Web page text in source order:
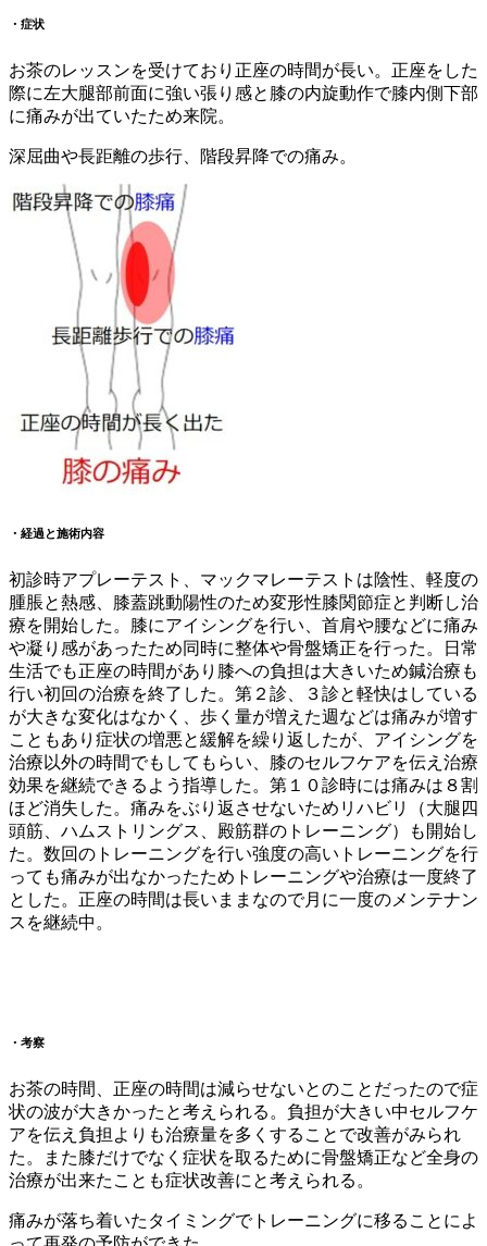
・症状
お茶のレッスンを受けており正座の時間が長い。正座をした
際に左大腿部前面に強い張り感と膝の内旋動作で膝内側下部
に痛みが出ていたため来院。
深屈曲や長距離の歩行、階段昇降での痛み。
・経過と施術内容
初診時アプレーテスト、マックマレーテストは陰性、軽度の
腫脹と熱感、膝蓋跳動陽性のため変形性膝関節症と判断し治
療を開始した。膝にアイシングを行い、首肩や腰などに痛み
や凝り感があったため同時に整体や骨盤矯正を行った。日常
生活でも正座の時間があり膝への負担は大きいため鍼治療も
行い初回の治療を終了した。第２診、３診と軽快はしている
が大きな変化はなかく、歩く量が増えた週などは痛みが増す
こともあり症状の増悪と緩解を繰り返したが、アイシングを
治療以外の時間でもしてもらい、膝のセルフケアを伝え治療
効果を継続できるよう指導した。第１０診時には痛みは８割
ほど消失した。痛みをぶり返させないためリハビリ（大腿四
頭筋、ハムストリングス、殿筋群のトレーニング）も開始し
た。数回のトレーニングを行い強度の高いトレーニングを行
っても痛みが出なかったためトレーニングや治療は一度終了
とした。正座の時間は長いままなので月に一度のメンテナン
スを継続中。
・考察
お茶の時間、正座の時間は減らせないとのことだったので症
状の波が大きかったと考えられる。負担が大きい中セルフケ
アを伝え負担よりも治療量を多くすることで改善がみられ
た。また膝だけでなく症状を取るために骨盤矯正など全身の
治療が出来たことも症状改善にと考えられる。
痛みが落ち着いたタイミングでトレーニングに移ることによ